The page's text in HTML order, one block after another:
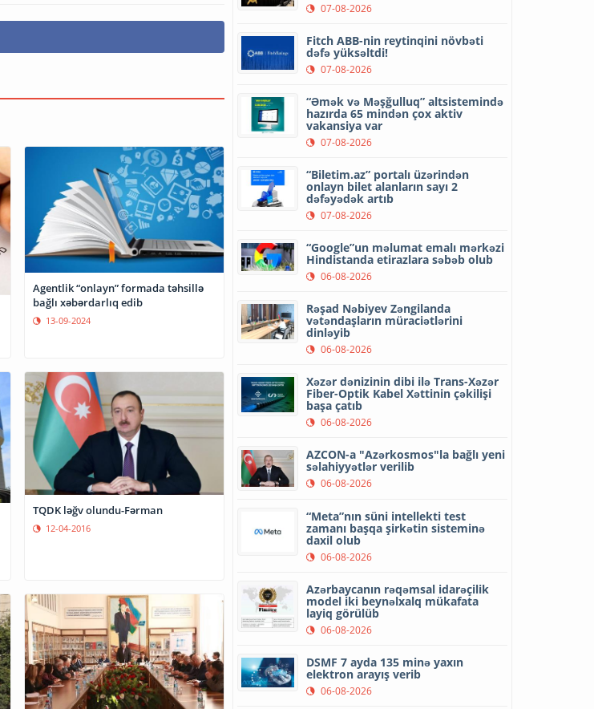
Agentlik “onlayn” formada təhsillə
bağlı xəbərdarlıq edib
13-09-2024
TQDK ləğv olundu-Fərman
12-04-2016
07-08-2026
Fitch ABB-nin reytinqini növbəti
dəfə yüksəltdi!
07-08-2026
“Əmək və Məşğulluq” altsistemində
hazırda 65 mindən çox aktiv
vakansiya var
07-08-2026
“Biletim.az” portalı üzərindən
onlayn bilet alanların sayı 2
dəfəyədək artıb
07-08-2026
“Google”un məlumat emalı mərkəzi
Hindistanda etirazlara səbəb olub
06-08-2026
Rəşad Nəbiyev Zəngilanda
vətəndaşların müraciətlərini
dinləyib
06-08-2026
Xəzər dənizinin dibi ilə Trans-Xəzər
Fiber-Optik Kabel Xəttinin çəkilişi
başa çatıb
06-08-2026
AZCON-a "Azərkosmos"la bağlı yeni
səlahiyyətlər verilib
06-08-2026
“Meta”nın süni intellekti test
zamanı başqa şirkətin sisteminə
daxil olub
06-08-2026
Azərbaycanın rəqəmsal idarəçilik
model iki beynəlxalq mükafata
layiq görülüb
06-08-2026
DSMF 7 ayda 135 minə yaxın
elektron arayış verib
06-08-2026